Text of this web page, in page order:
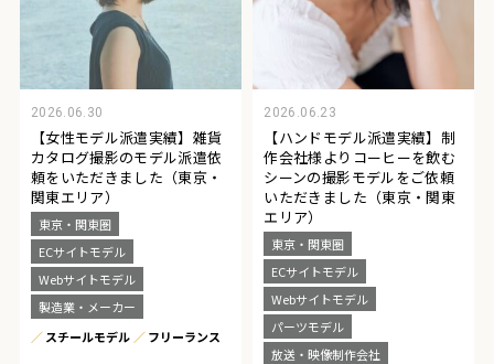
2026.06.30
【女性モデル派遣実績】雑貨
カタログ撮影のモデル派遣依
頼をいただきました（東京・
関東エリア）
東京・関東圏
ECサイトモデル
Webサイトモデル
製造業・メーカー
スチールモデル
フリーランス
2026.06.23
【ハンドモデル派遣実績】制
作会社様よりコーヒーを飲む
シーンの撮影モデルをご依頼
いただきました（東京・関東
エリア）
東京・関東圏
ECサイトモデル
Webサイトモデル
パーツモデル
放送・映像制作会社